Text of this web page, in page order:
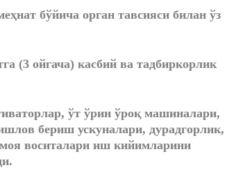
бўйича орган тавсияси билан ўз
(3 ойгача) касбий ва тадбиркорлик
ўт ўрин ўроқ машиналари,
бериш ускуналари, дурадгорлик,
воситалари иш кийимларини